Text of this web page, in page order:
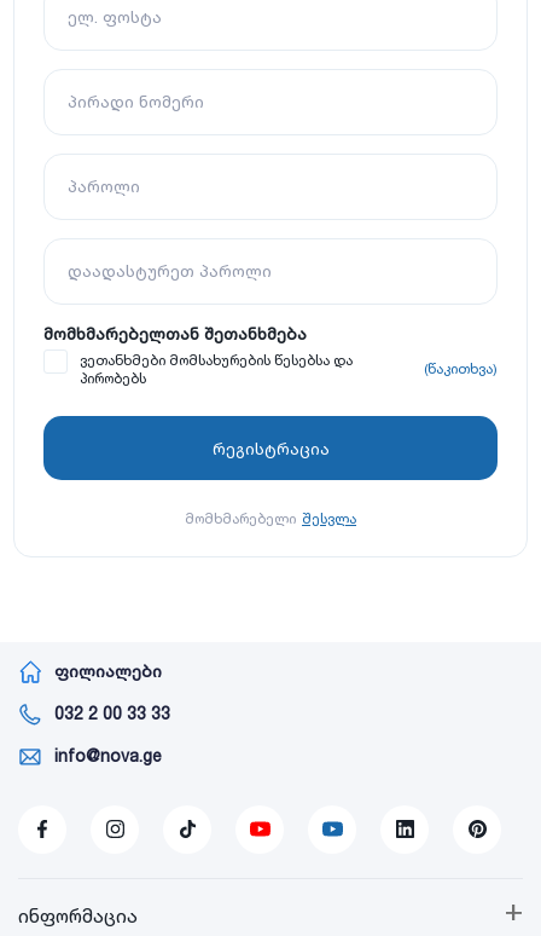
ელ. ფოსტა
პირადი ნომერი
პაროლი
დაადასტურეთ პაროლი
მომხმარებელთან შეთანხმება
ვეთანხმები მომსახურების წესებსა და
პირობებს
(წაკითხვა)
მომხმარებელი შესვლა
ფილიალები
032 2 00 33 33
info@nova.ge
+
ინფორმაცია